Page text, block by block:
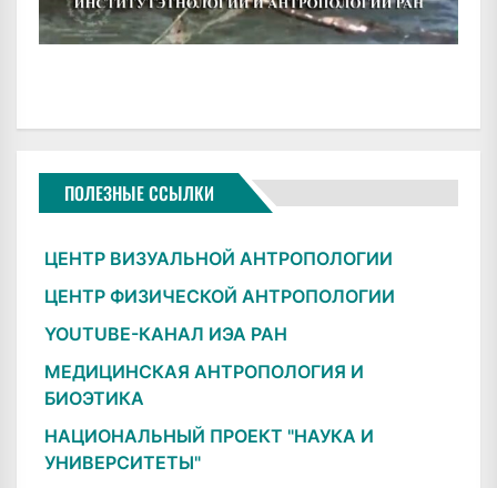
ПОЛЕЗНЫЕ ССЫЛКИ
ЦЕНТР ВИЗУАЛЬНОЙ АНТРОПОЛОГИИ
ЦЕНТР ФИЗИЧЕСКОЙ АНТРОПОЛОГИИ
YOUTUBE-КАНАЛ ИЭА РАН
МЕДИЦИНСКАЯ АНТРОПОЛОГИЯ И
БИОЭТИКА
НАЦИОНАЛЬНЫЙ ПРОЕКТ "НАУКА И
УНИВЕРСИТЕТЫ"